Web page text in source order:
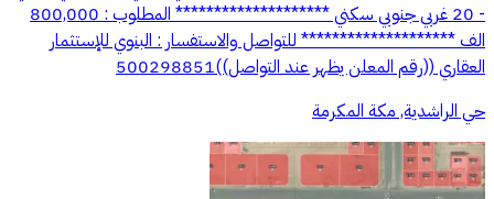
- 20 غربي جنوبي سكني ******************** المطلوب : 800,000
الف ******************** للتواصل والاستفسار : البنوي للإستثمار
العقاري ((رقم المعلن يظهر عند التواصل))500298851
حي الراشدية, مكة المكرمة